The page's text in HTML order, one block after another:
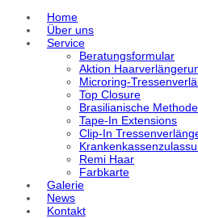
Home
Über uns
Service
Beratungsformular
Aktion
Microring-
Top Closure
Brasilianische Methode
Tape-In Extensions
Clip-In
Remi Haar
Farbkarte
Galerie
News
Kontakt